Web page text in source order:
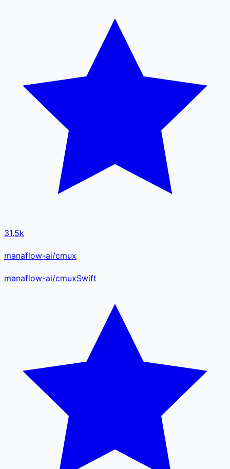
31.5k
manaflow-ai/cmux
manaflow-ai/cmuxSwift